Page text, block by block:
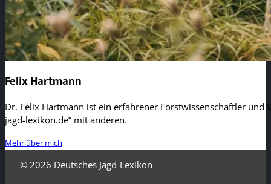
Felix Hartmann
Dr. Felix Hartmann ist ein erfahrener Forstwissenschaftler und
jagd-lexikon.de” mit anderen.
Mehr über mich
© 2026 Deutsches Jagd-Lexikon